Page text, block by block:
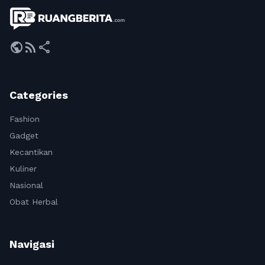
publicrss_feed share
Categories
Fashion
Gadget
Kecantikan
Kuliner
Nasional
Obat Herbal
Navigasi